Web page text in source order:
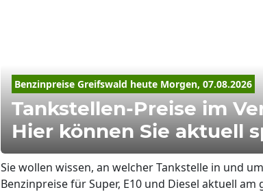
Benzinpreise Greifswald heute Morgen, 07.08.2026
Tankstellen-Preise im
Hier können Sie aktuell
Sie wollen wissen, an welcher Tankstelle in und
Benzinpreise für Super, E10 und Diesel aktuell am